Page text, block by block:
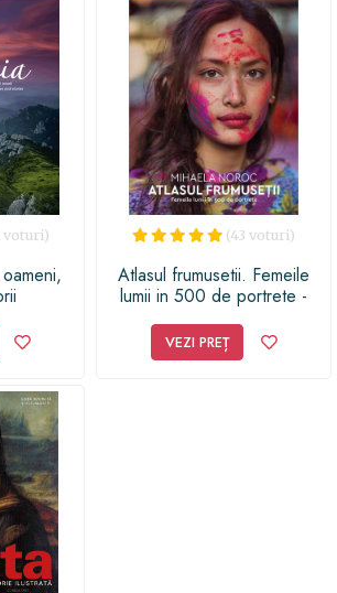
vorba de o zi de naștere, o sărbătoare
pentru a-ți arăta recunoștința. Un
bine ales sigur va fi prețuit pentru
că orice educatoare îl va aprecia.
voturi) (43 voturi)
Atlasul frumusetii. Femeile
lumii in 500 de portrete -
VEZI PREȚ